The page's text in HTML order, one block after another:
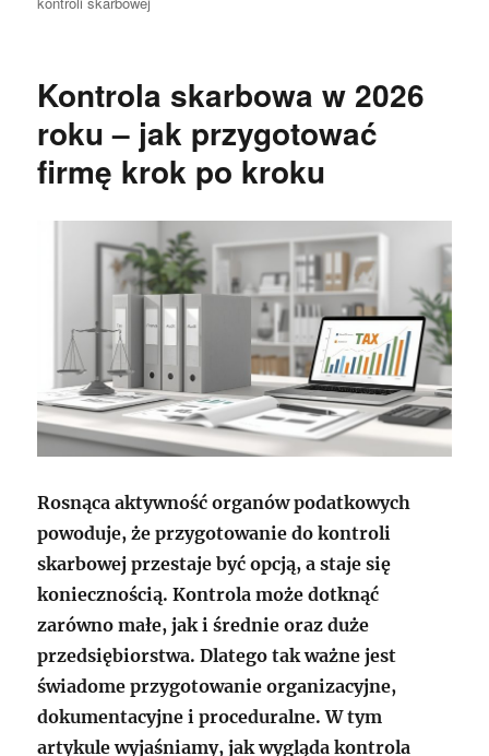
Kontrola skarbowa w 2026
roku – jak przygotować
firmę krok po kroku
Rosnąca aktywność organów podatkowych
powoduje, że przygotowanie do kontroli
skarbowej przestaje być opcją, a staje się
koniecznością. Kontrola może dotknąć
zarówno małe, jak i średnie oraz duże
przedsiębiorstwa. Dlatego tak ważne jest
świadome przygotowanie organizacyjne,
dokumentacyjne i proceduralne. W tym
artykule wyjaśniamy, jak wygląda kontrola